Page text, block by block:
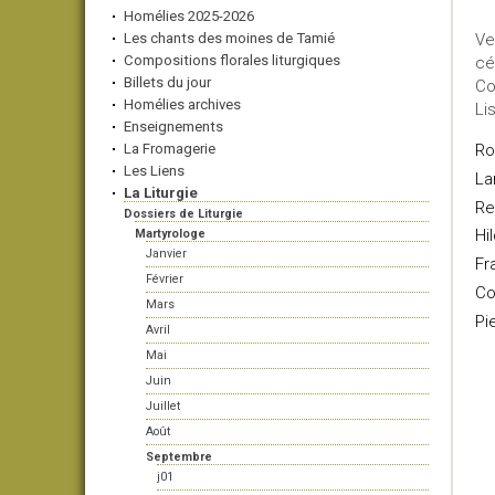
Homélies 2025-2026
Les chants des moines de Tamié
Compositions florales liturgiques
Billets du jour
Homélies archives
Enseignements
La Fromagerie
Les Liens
La Liturgie
Dossiers de Liturgie
Martyrologe
Janvier
Février
Mars
Avril
Mai
Juin
Juillet
Août
Septembre
j01